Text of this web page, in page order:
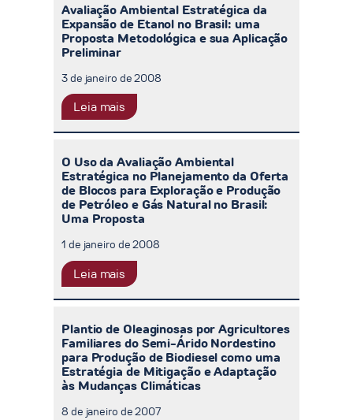
Avaliação Ambiental Estratégica da
Expansão de Etanol no Brasil: uma
Proposta Metodológica e sua Aplicação
Preliminar
3 de janeiro de 2008
Leia mais
O Uso da Avaliação Ambiental
Estratégica no Planejamento da Oferta
de Blocos para Exploração e Produção
de Petróleo e Gás Natural no Brasil:
Uma Proposta
1 de janeiro de 2008
Leia mais
Plantio de Oleaginosas por Agricultores
Familiares do Semi-Árido Nordestino
para Produção de Biodiesel como uma
Estratégia de Mitigação e Adaptação
às Mudanças Climáticas
8 de janeiro de 2007